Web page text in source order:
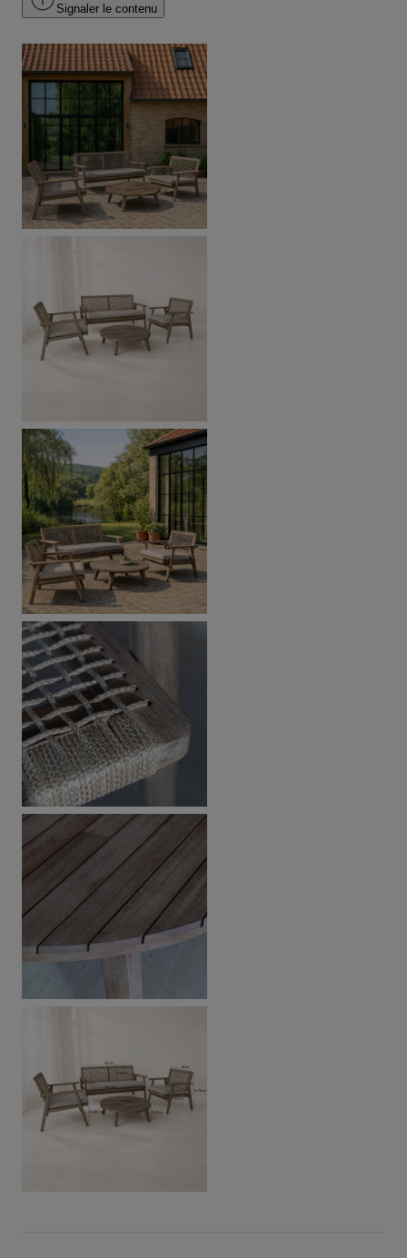
Signaler le contenu